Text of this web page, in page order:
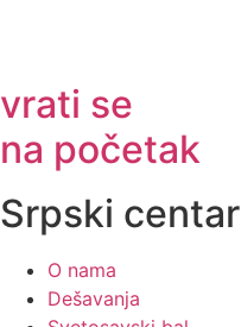
vrati se
na početak
Srpski centar
O nama
Dešavanja